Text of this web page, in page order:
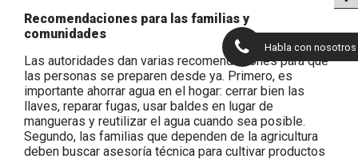
Recomendaciones para las familias y
comunidades
Las autoridades dan varias recomendaciones para que
las personas se preparen desde ya. Primero, es
importante ahorrar agua en el hogar: cerrar bien las
llaves, reparar fugas, usar baldes en lugar de
mangueras y reutilizar el agua cuando sea posible.
Segundo, las familias que dependen de la agricultura
deben buscar asesoría técnica para cultivar productos
Habla con nosotros